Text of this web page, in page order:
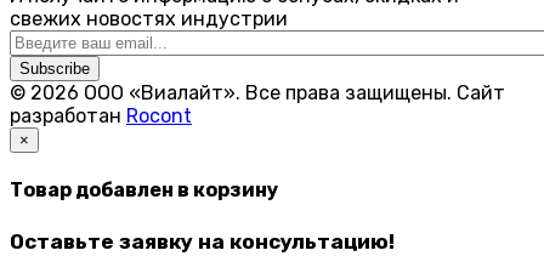
свежих новостях индустрии
Subscribe
© 2026 ООО «Виалайт». Все права защищены. Cайт
разработан Rocont
×
Товар добавлен в корзину
Оставьте заявку на консультацию!